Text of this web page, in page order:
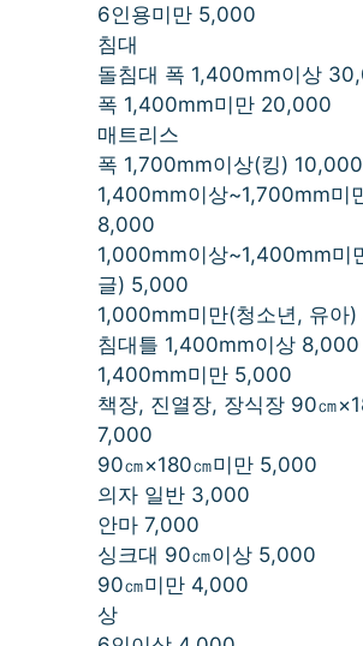
6인용미만 5,000
침대
돌침대 폭 1,400mm이상
폭 1,400mm미만 20,000
매트리스
폭 1,700mm이상(킹) 10,000
1,400mm이상~1,700mm미
8,000
1,000mm이상~1,400mm미
글) 5,000
1,000mm미만(청소년, 유아
침대틀 1,400mm이상 8,000
1,400mm미만 5,000
책장, 진열장, 장식장 90㎝
7,000
90㎝×180㎝미만 5,000
의자 일반 3,000
안마 7,000
싱크대 90㎝이상 5,000
90㎝미만 4,000
상